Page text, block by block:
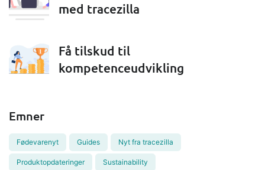
med tracezilla
Få tilskud til
kompetenceudvikling
Emner
Fødevarenyt Guides Nyt fra tracezilla
Produktopdateringer Sustainability